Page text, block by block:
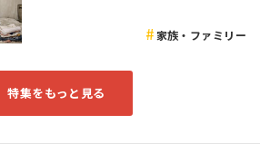
家族・ファミリー
特集をもっと見る